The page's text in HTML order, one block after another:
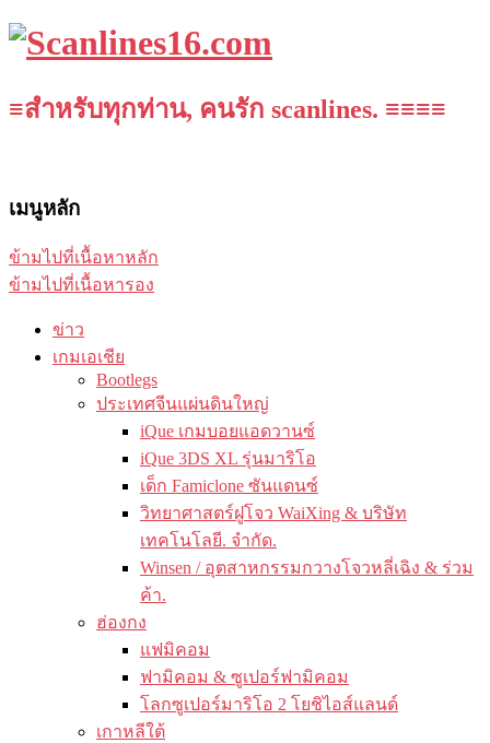
≡สำหรับทุกท่าน, คนรัก scanlines. ≡≡≡≡
เมนูหลัก
ข้ามไปที่เนื้อหาหลัก
ข้ามไปที่เนื้อหารอง
ข่าว
เกมเอเชีย
Bootlegs
ประเทศจีนแผ่นดินใหญ่
iQue เกมบอยแอดวานซ์
iQue 3DS XL รุ่นมาริโอ
เด็ก Famiclone ซันแดนซ์
วิทยาศาสตร์ฝูโจว WaiXing & บริษัท
เทคโนโลยี. จำกัด.
Winsen / อุตสาหกรรมกวางโจวหลี่เฉิง & ร่วม
ค้า.
ฮ่องกง
แฟมิคอม
ฟามิคอม & ซูเปอร์ฟามิคอม
โลกซูเปอร์มาริโอ 2 โยชิไอส์แลนด์
เกาหลีใต้